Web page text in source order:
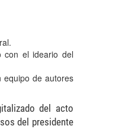
con el ideario del
de autores
del acto
del presidente